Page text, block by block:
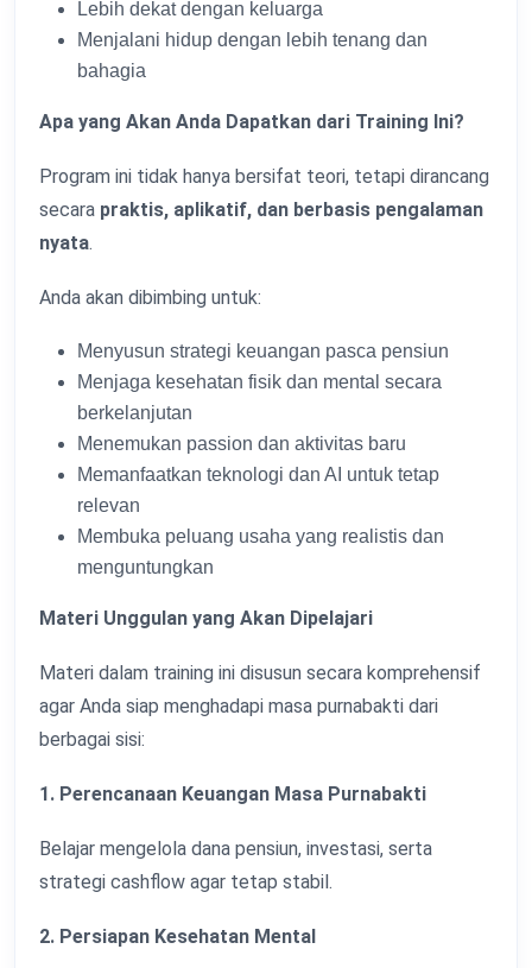
Lebih dekat dengan keluarga
Menjalani hidup dengan lebih tenang dan
bahagia
Apa yang Akan Anda Dapatkan dari Training Ini?
Program ini tidak hanya bersifat teori, tetapi dirancang
secara praktis, aplikatif, dan berbasis pengalaman
nyata.
Anda akan dibimbing untuk:
Menyusun strategi keuangan pasca pensiun
Menjaga kesehatan fisik dan mental secara
berkelanjutan
Menemukan passion dan aktivitas baru
Memanfaatkan teknologi dan AI untuk tetap
relevan
Membuka peluang usaha yang realistis dan
menguntungkan
Materi Unggulan yang Akan Dipelajari
Materi dalam training ini disusun secara komprehensif
agar Anda siap menghadapi masa purnabakti dari
berbagai sisi:
1. Perencanaan Keuangan Masa Purnabakti
Belajar mengelola dana pensiun, investasi, serta
strategi cashflow agar tetap stabil.
2. Persiapan Kesehatan Mental